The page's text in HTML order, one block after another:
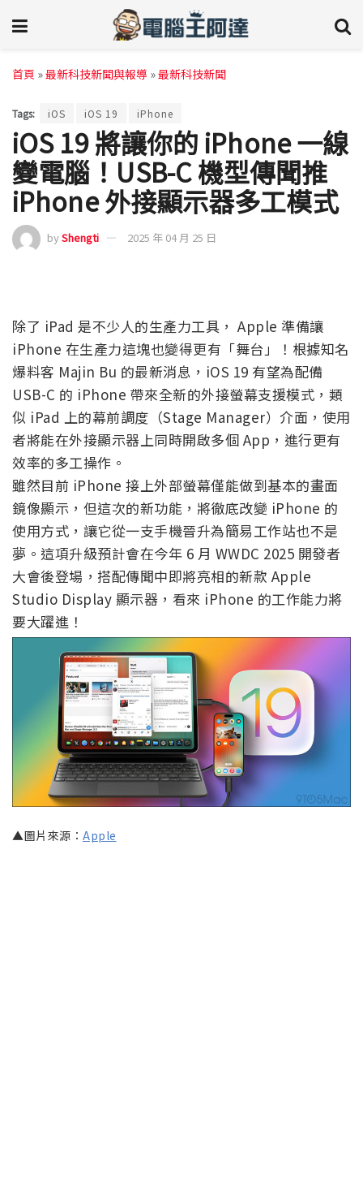
首頁 »最新科技新聞與報導 »最新科技新聞
Tags: iOS iOS 19 iPhone
iOS 19 將讓你的 iPhone 一線
變電腦！USB-C 機型傳聞推
iPhone 外接顯示器多工模式
byShengti 2025 年 04 月 25 日
除了 iPad 是不少人的生產力工具， Apple 準備讓
iPhone 在生產力這塊也變得更有「舞台」！根據知名
爆料客 Majin Bu 的最新消息，iOS 19 有望為配備
USB-C 的 iPhone 帶來全新的外接螢幕支援模式，類
似 iPad 上的幕前調度（Stage Manager）介面，使用
者將能在外接顯示器上同時開啟多個 App，進行更有
效率的多工操作。
雖然目前 iPhone 接上外部螢幕僅能做到基本的畫面
鏡像顯示，但這次的新功能，將徹底改變 iPhone 的
使用方式，讓它從一支手機晉升為簡易工作站也不是
夢。這項升級預計會在今年 6 月 WWDC 2025 開發者
大會後登場，搭配傳聞中即將亮相的新款 Apple
Studio Display 顯示器，看來 iPhone 的工作能力將
要大躍進！
▲圖片來源： Apple